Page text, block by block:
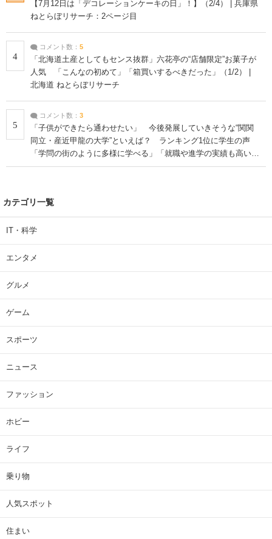
【7月12日は「デコレーションケーキの日」！】（2/4） | 兵庫県
ねとらぼリサーチ：2ページ目
4
コメント数： 5
「北海道土産としてもセンス抜群」六花亭の“店舗限定”お菓子が
人気 「こんなの初めて」「箱買いするべきだった」（1/2） |
北海道 ねとらぼリサーチ
5
コメント数： 3
「子供ができたら通わせたい」 今後発展していきそうな“関関
同立・産近甲龍の大学”といえば？ ランキング1位に学生の声
「学問の街のように多様に学べる」「就職や進学の実績も高い」
| 大学 ねとらぼリサーチ
カテゴリ一覧
IT・科学
エンタメ
グルメ
ゲーム
スポーツ
ニュース
ファッション
ホビー
ライフ
乗り物
人気スポット
住まい